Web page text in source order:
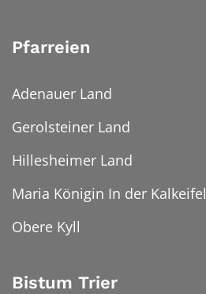
Pfarreien
Adenauer Land
Gerolsteiner Land
Hillesheimer Land
Maria Königin In der Kalkeifel
Obere Kyll
Bistum Trier